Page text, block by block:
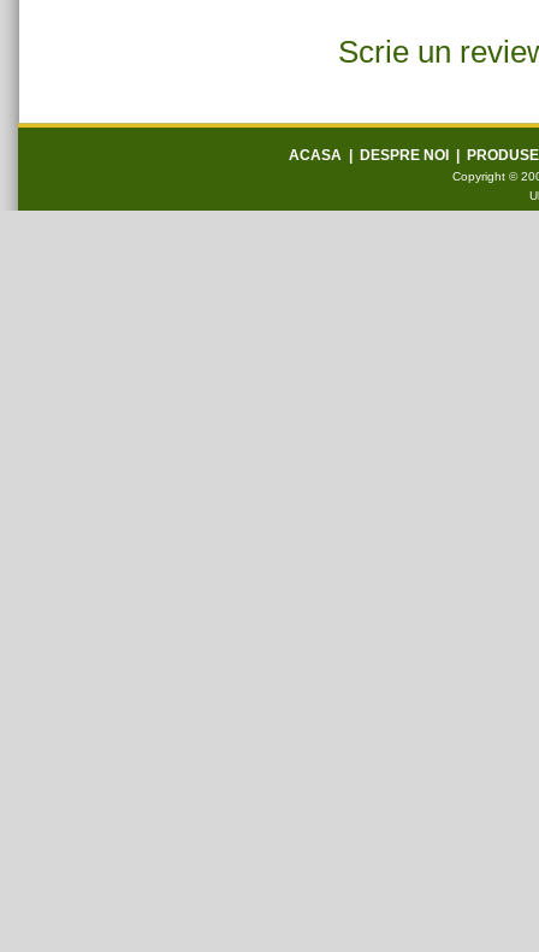
Scrie un
ACASA DESPRE NOI
Copyright ©